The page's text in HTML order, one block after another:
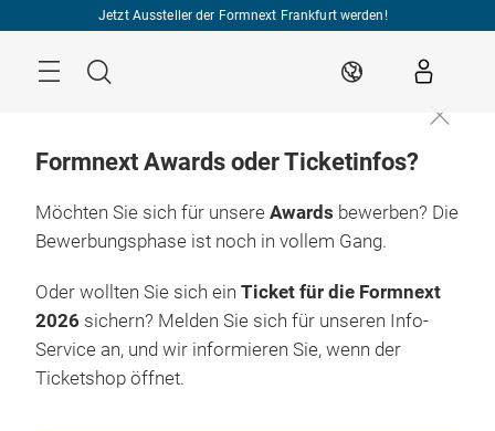
Jetzt Aussteller der Formnext Frankfurt werden!
Suche DE
Formnext Awards oder Ticketinfos?
Möchten Sie sich für unsere Awards bewerben? Die
Bewerbungsphase ist noch in vollem Gang.
Oder wollten Sie sich ein Ticket für die Formnext
2026 sichern? Melden Sie sich für unseren Info-
Service an, und wir informieren Sie, wenn der
Ticketshop öffnet.